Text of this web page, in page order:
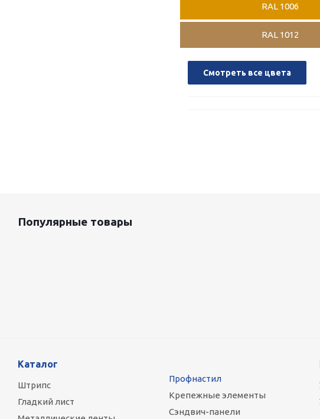
RAL 1006
RAL 1012
Смотреть все цвета
Популярные товары
Каталог
Штрипс
Гладкий лист
Профнастил
Крепежные элементы
Сэндвич-панели